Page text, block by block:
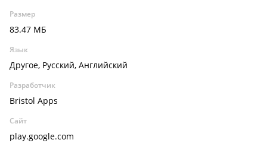
Размер
83.47 МБ
Язык
Другое, Русский, Английский
Разработчик
Bristol Apps
Сайт
play.google.com